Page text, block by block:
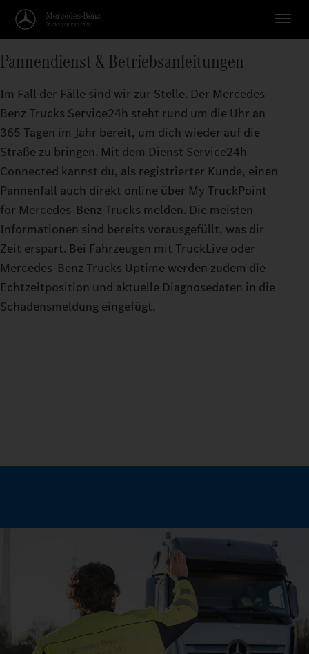
Pannendienst & Betriebsanleitungen
Im Fall der Fälle sind wir zur Stelle. Der Mercedes-
Benz Trucks Service24h steht rund um die Uhr an
365 Tagen im Jahr bereit, um dich wieder auf die
Straße zu bringen. Mit dem Dienst Service24h
Connected kannst du, als registrierter Kunde, einen
Pannenfall auch direkt online über My TruckPoint
for Mercedes-Benz Trucks melden. Die meisten
Informationen sind bereits vorausgefüllt, was dir
Zeit erspart. Bei Fahrzeugen mit TruckLive oder
Mercedes-Benz Trucks Uptime werden zudem die
Echtzeitposition und aktuelle Diagnosedaten in die
Schadensmeldung eingefügt.